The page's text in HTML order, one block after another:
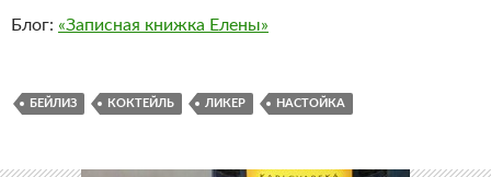
Блог: «Записная книжка Елены»
БЕЙЛИЗ КОКТЕЙЛЬ ЛИКЕР НАСТОЙКА